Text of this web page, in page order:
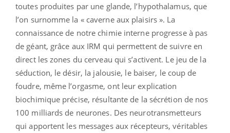
toutes produites par une glande, l’hypothalamus, que
l’on surnomme la « caverne aux plaisirs ». La
connaissance de notre chimie interne progresse à pas
de géant, grâce aux IRM qui permettent de suivre en
direct les zones du cerveau qui s’activent. Le jeu de la
séduction, le désir, la jalousie, le baiser, le coup de
foudre, même l’orgasme, ont leur explication
biochimique précise, résultante de la sécrétion de nos
100 milliards de neurones. Des neurotransmetteurs
qui apportent les messages aux récepteurs, véritables